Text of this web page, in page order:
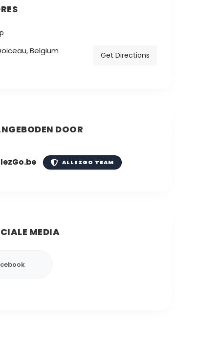
Belgium Get Directions
DOOR
ALLEZGO TEAM
MEDIA